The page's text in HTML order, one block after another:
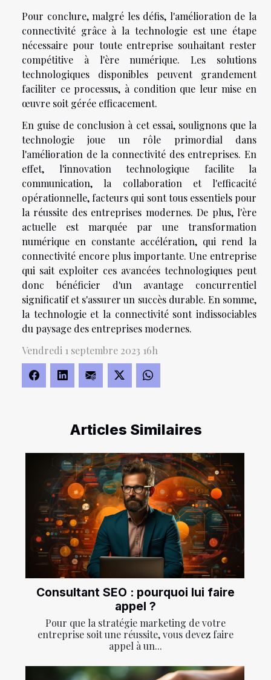
Articles Similaires
Consultant SEO : pourquoi lui faire
appel ?
Pour que la stratégie marketing de votre
entreprise soit une réussite, vous devez faire
appel à un...
Pour conclure, malgré les défis, l'amélioration de la
connectivité grâce à la technologie est une étape
nécessaire pour toute entreprise souhaitant rester
compétitive à l'ère numérique. Les solutions
technologiques disponibles peuvent grandement
faciliter ce processus, à condition que leur mise en
œuvre soit gérée efficacement.
En guise de conclusion à cet essai, soulignons que la
technologie joue un rôle primordial dans
l'amélioration de la connectivité des entreprises. En
effet, l'innovation technologique facilite la
communication, la collaboration et l'efficacité
opérationnelle, facteurs qui sont tous essentiels pour
la réussite des entreprises modernes. De plus, l'ère
actuelle est marquée par une transformation
numérique en constante accélération, qui rend la
connectivité encore plus importante. Une entreprise
qui sait exploiter ces avancées technologiques peut
donc bénéficier d'un avantage concurrentiel
significatif et s'assurer un succès durable. En somme,
la technologie et la connectivité sont indissociables
du paysage des entreprises modernes.
Vendredi 1 septembre 2023 16h